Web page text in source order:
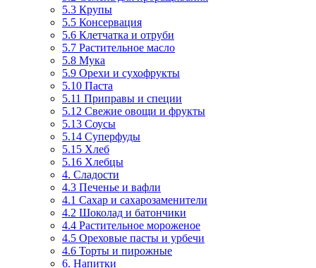
5.3 Крупы
5.5 Консервация
5.6 Клетчатка и отруби
5.7 Растительное масло
5.8 Мука
5.9 Орехи и сухофрукты
5.10 Паста
5.11 Приправы и специи
5.12 Свежие овощи и фрукты
5.13 Соусы
5.14 Суперфуды
5.15 Хлеб
5.16 Хлебцы
4. Сладости
4.3 Печенье и вафли
4.1 Сахар и сахарозаменители
4.2 Шоколад и батончики
4.4 Растительное мороженое
4.5 Ореховые пасты и урбечи
4.6 Торты и пирожные
6. Напитки